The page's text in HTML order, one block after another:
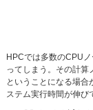
HPCでは多数のCPU
ってしまう。その計
ということになる場
ステム実行時間が伸び